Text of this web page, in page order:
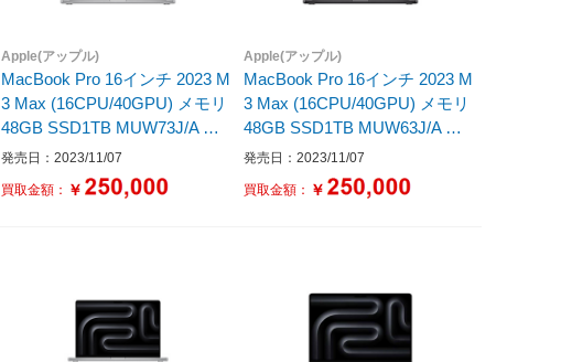
Apple(アップル)
MacBook Pro 16インチ 2023 M
3 Max (16CPU/40GPU) メモリ
48GB SSD1TB MUW73J/A シ
ルバー
発売日：2023/11/07
買取金額： ￥
Apple(アップル)
MacBook Pro 16インチ 2023 M
3 Max (16CPU/40GPU) メモリ
48GB SSD1TB MUW63J/A ス
ペースブラック
発売日：2023/11/07
買取金額： ￥